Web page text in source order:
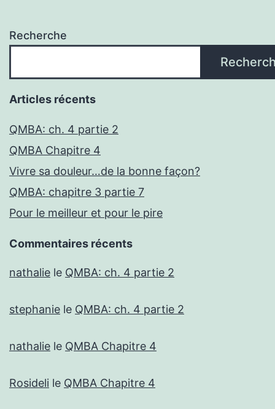
Recherche
Articles récents
QMBA: ch. 4 partie 2
QMBA Chapitre 4
Vivre sa douleur…de la bonne façon?
QMBA: chapitre 3 partie 7
Pour le meilleur et pour le pire
Commentaires récents
nathalie le QMBA: ch. 4 partie 2
stephanie le QMBA: ch. 4 partie 2
nathalie le QMBA Chapitre 4
Rosideli le QMBA Chapitre 4